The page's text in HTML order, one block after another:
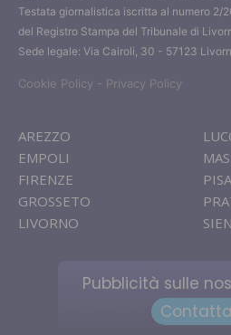
Testata giornalistica iscritta al numero 2/
del Registro Stampa del Tribunale di
Sede legale: Via Cairoli, 30 - 57123
Cookie Policy - Privacy Policy
AREZZO
EMPOLI
FIRENZE
GROSSETO
LIVORNO
PISA
Pubblicità sulle